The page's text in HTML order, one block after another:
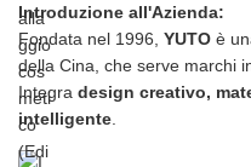
Introduzione all'Azienda:
Fondata nel 1996, YUTO è
della Cina, che serve marchi
Integra design creativo,
intelligente